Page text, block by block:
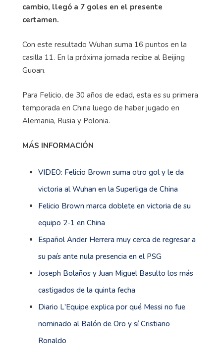
cambio, llegó a 7 goles en el presente
certamen.
Con este resultado Wuhan suma 16 puntos en la
casilla 11. En la próxima jornada recibe al Beijing
Guoan.
Para Felicio, de 30 años de edad, esta es su primera
temporada en China luego de haber jugado en
Alemania, Rusia y Polonia.
MÁS INFORMACIÓN
VIDEO: Felicio Brown suma otro gol y le da
victoria al Wuhan en la Superliga de China
Felicio Brown marca doblete en victoria de su
equipo 2-1 en China
Español Ander Herrera muy cerca de regresar a
su país ante nula presencia en el PSG
Joseph Bolaños y Juan Miguel Basulto los más
castigados de la quinta fecha
Diario L'Equipe explica por qué Messi no fue
nominado al Balón de Oro y sí Cristiano
Ronaldo